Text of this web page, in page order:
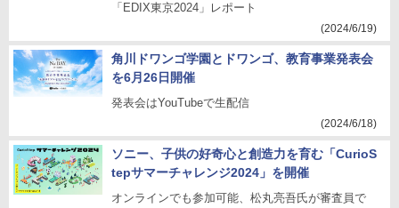
「EDIX東京2024」レポート
(2024/6/19)
角川ドワンゴ学園とドワンゴ、教育事業発表会
を6月26日開催
発表会はYouTubeで生配信
(2024/6/18)
ソニー、子供の好奇心と創造力を育む「CurioS
tepサマーチャレンジ2024」を開催
オンラインでも参加可能、松丸亮吾氏が審査員で